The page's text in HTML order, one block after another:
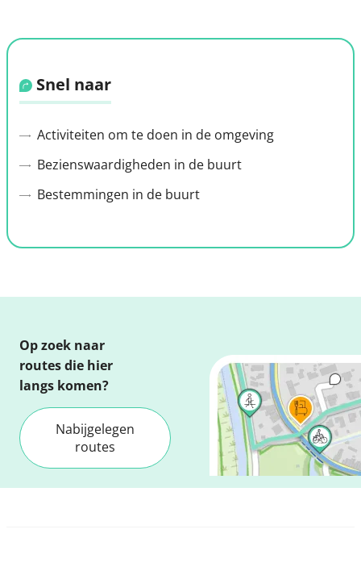
Snel naar
Activiteiten om te doen in de omgeving
Bezienswaardigheden in de buurt
Bestemmingen in de buurt
Op zoek naar
routes die hier
langs komen?
Nabijgelegen
routes